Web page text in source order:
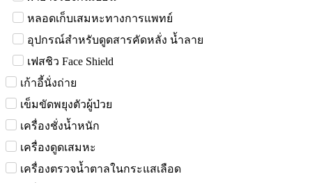
หลอดเก็บเสมหะทางการแพทย์
อุปกรณ์สำหรับดูดสารคัดหลั่ง น้ำลาย
เฟสชิว Face Shield
เก้าอี้นั่งถ่าย
เข็มขัดพยุงตัวผู้ป่วย
เครื่องชั่งน้ำหนัก
เครื่องดูดเสมหะ
เครื่องตรวจน้ำตาลในกระแสเลือด